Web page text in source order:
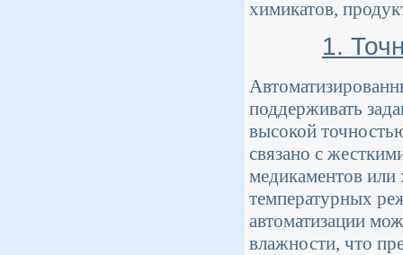
химикатов,
1.
поддерживать
высокой
связано с
медикаментов
температурных
автоматизации
влажности, что